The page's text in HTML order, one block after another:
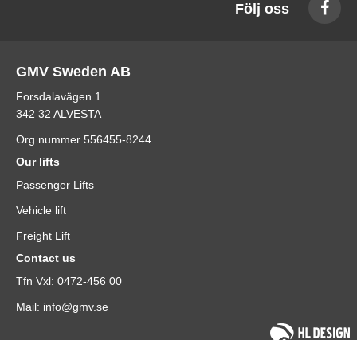
Följ oss
GMV Sweden AB
Forsdalavägen 1
342 32 ALVESTA
Org.nummer 556455-8244
Our lifts
Passenger Lifts
Vehicle lift
Freight Lift
Contact us
Tfn Vxl: 0472-456 00
Mail: info@gmv.se